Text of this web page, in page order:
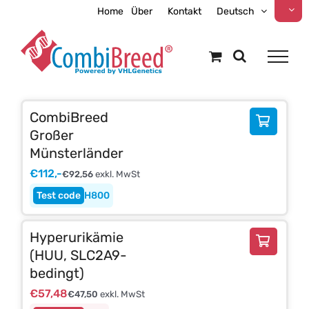
springen
Home Über Kontakt Deutsch
H800
CombiBreed
Großer
Münsterländer
€112,-€92,56exkl. MwSt
Hyperurikämie
(HUU, SLC2A9-
bedingt)
€57,48€47,50 exkl. MwSt